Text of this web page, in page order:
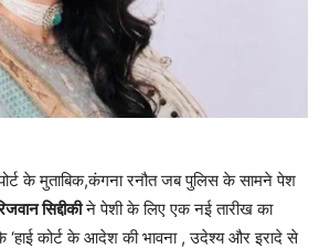
के मुताबिक,कंगना रनौत जब पुलिस के सामने पेश
सिद्दीकीने पेशी के लिए एक नई तारीख का
‘हाई कोर्ट के आदेश की भावना , उदेश्य और इरादे से